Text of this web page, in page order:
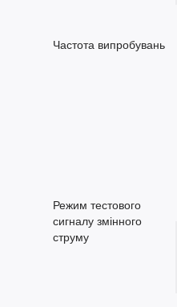
Частота випробувань
Режим тестового
сигналу змінного
струму